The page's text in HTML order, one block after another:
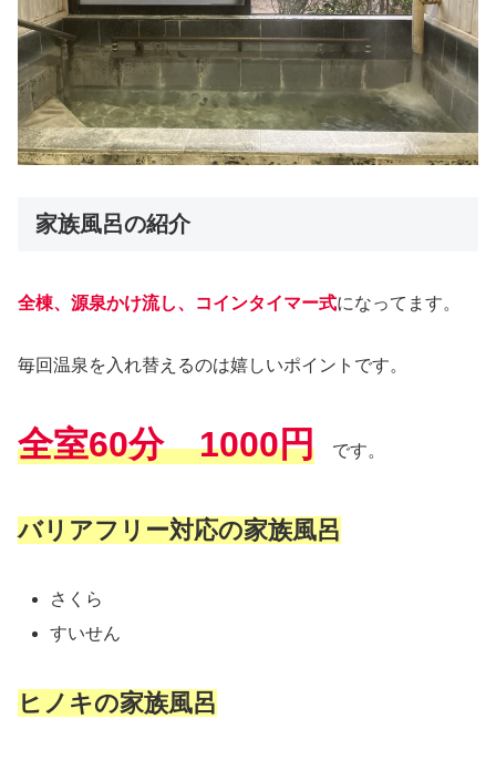
家族風呂の紹介
全棟、源泉かけ流し、コインタイマー式になってます。
毎回温泉を入れ替えるのは嬉しいポイントです。
全室60分 1000円 です。
バリアフリー対応の家族風呂
さくら
すいせん
ヒノキの家族風呂